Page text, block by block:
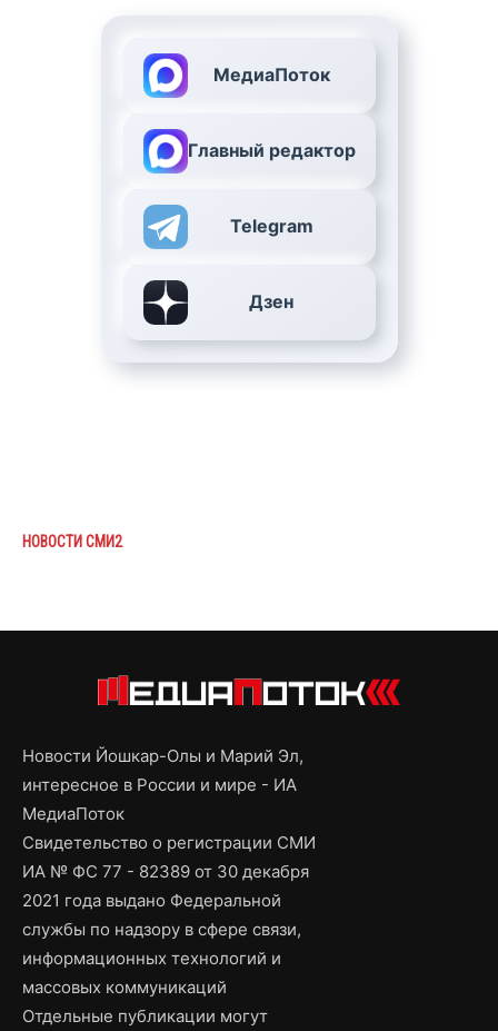
МедиаПоток
Главный редактор
Telegram
Дзен
НОВОСТИ СМИ2
Новости Йошкар-Олы и Марий Эл,
интересное в России и мире - ИА
МедиаПоток
Свидетельство о регистрации СМИ
ИА № ФС 77 - 82389 от 30 декабря
2021 года выдано Федеральной
службы по надзору в сфере связи,
информационных технологий и
массовых коммуникаций
Отдельные публикации могут